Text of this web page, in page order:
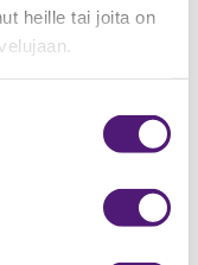
heille tai joita on
9
m2
1